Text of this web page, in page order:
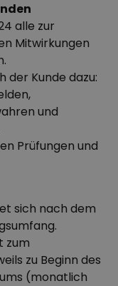
alle zur
Mitwirkungen
der Kunde dazu:
und
Prüfungen und
sich nach dem
zum
zu Beginn des
(monatlich